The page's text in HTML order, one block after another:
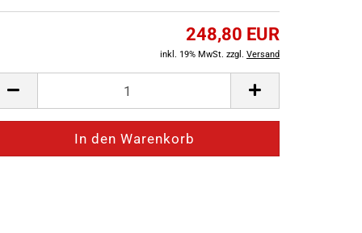
248,80 EUR
inkl. 19% MwSt. zzgl. Versand